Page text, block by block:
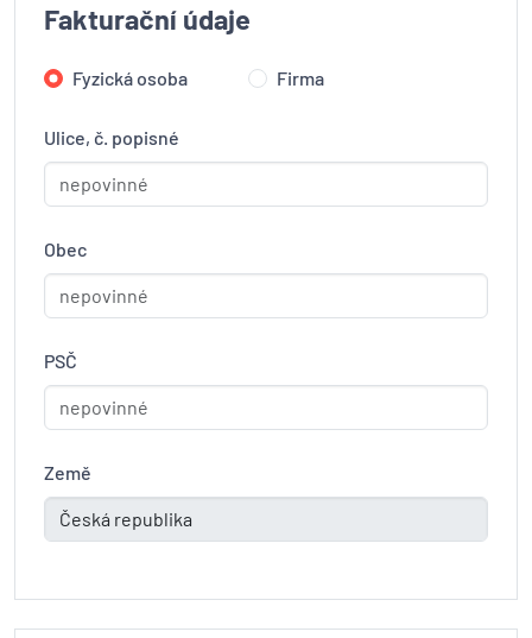
Fakturační údaje
Fyzická osoba Firma
Ulice, č. popisné
Obec
PSČ
Země